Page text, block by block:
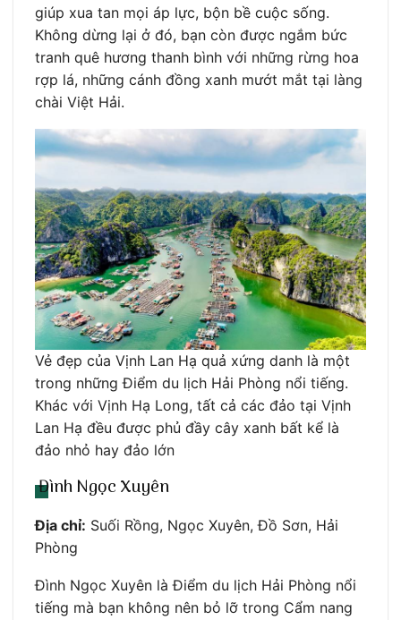
giúp xua tan mọi áp lực, bộn bề cuộc sống.
Không dừng lại ở đó, bạn còn được ngắm bức
tranh quê hương thanh bình với những rừng hoa
rợp lá, những cánh đồng xanh mướt mắt tại làng
chài Việt Hải.
Vẻ đẹp của Vịnh Lan Hạ quả xứng danh là một
trong những Điểm du lịch Hải Phòng nổi tiếng.
Khác với Vịnh Hạ Long, tất cả các đảo tại Vịnh
Lan Hạ đều được phủ đầy cây xanh bất kể là
đảo nhỏ hay đảo lớn
Đình Ngọc Xuyên
Địa chỉ: Suối Rồng, Ngọc Xuyên, Đồ Sơn, Hải
Phòng
Đình Ngọc Xuyên là Điểm du lịch Hải Phòng nổi
tiếng mà bạn không nên bỏ lỡ trong Cẩm nang